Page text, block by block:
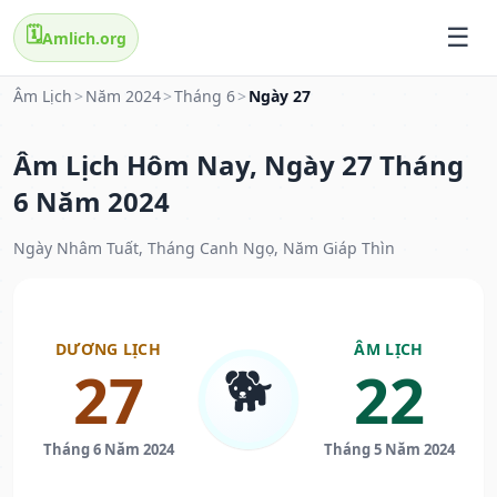
🗓️Amlich.org
Âm Lịch > Năm 2024>Tháng 6> Ngày 27
Âm Lịch Hôm Nay, Ngày 27 Tháng
6 Năm 2024
Ngày Nhâm Tuất, Tháng Canh Ngọ, Năm Giáp Thìn
DƯƠNG LỊCH
27
Tháng 6 Năm 2024
🐕
ÂM LỊCH
22
Tháng 5 Năm 2024